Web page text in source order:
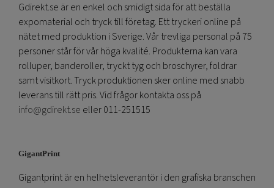
Gdirekt.se är en enkel och smidigt sida för att beställa
expomaterial och tryck till företag. Ett tryckeri online på
nätet med produktion i Sverige. Vår trevliga personal på 75
personer står för vår höga kvalité. Produkterna kan vara
rolluper, banderoller, tryckt tyg och broschyrer, foldrar
samt visitkort. Tryck produktionen sker online med snabb
leverans till rätt pris. Vid frågor kontakta oss på
info@gdirekt.se eller 011-251515
GigantPrint
Gigantprint är en helhetsleverantör i den grafiska branschen